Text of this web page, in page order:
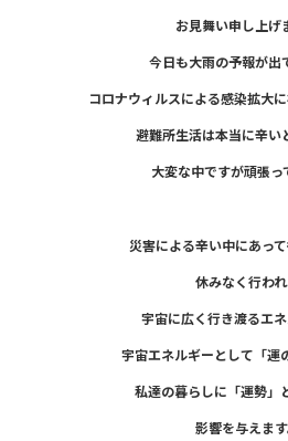
お見舞い申し上げ
今日も大雨の予報が出
コロナウィルスによる感染拡大
避難所生活は本当に辛い
大変な中ですが頑張っ
災害による辛い中にあっ
休みなく行われ
宇宙に広く行き渡るエネ
宇宙エネルギーとして「運
私達の暮らしに「運勢」
影響を与えます